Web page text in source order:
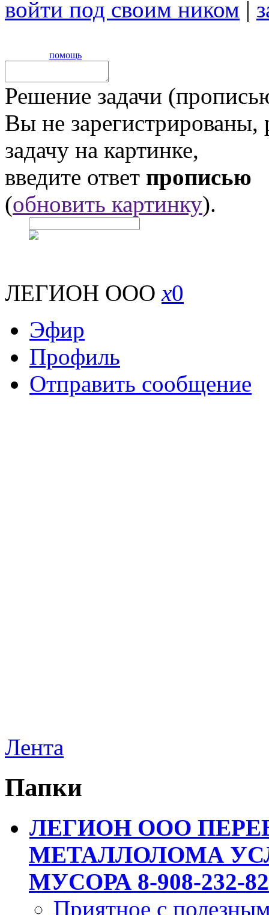
войти под своим ником |
помощь
Решение задачи
Вы не
задачу на картинке,
введите ответ прописью
(обновить картинку).
ЛЕГИОН ОООx0
Эфир
Профиль
Отправить сообщение
Лента
Папки
ЛЕГИОН ООО
МЕТАЛЛОЛОМА
МУСОРА 8-908-232-
Приятное с